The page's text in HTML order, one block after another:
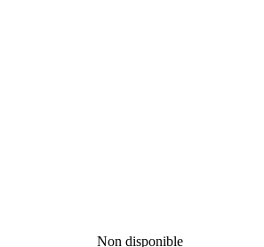
Non disponible